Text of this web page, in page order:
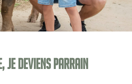
je deviens Parrain